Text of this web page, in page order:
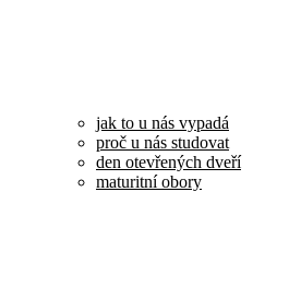
jak to u nás vypadá
proč u nás studovat
den otevřených dveří
maturitní obory